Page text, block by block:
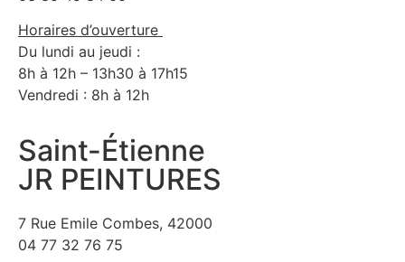
Horaires d’ouverture
Du lundi au jeudi :
8h à 12h – 13h30 à 17h15
Vendredi : 8h à 12h
Saint-Étienne
JR PEINTURES
7 Rue Emile Combes, 42000
04 77 32 76 75